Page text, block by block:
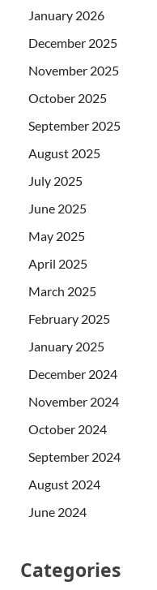
January 2026
December 2025
November 2025
October 2025
September 2025
August 2025
July 2025
June 2025
May 2025
April 2025
March 2025
February 2025
January 2025
December 2024
November 2024
October 2024
September 2024
August 2024
June 2024
Categories